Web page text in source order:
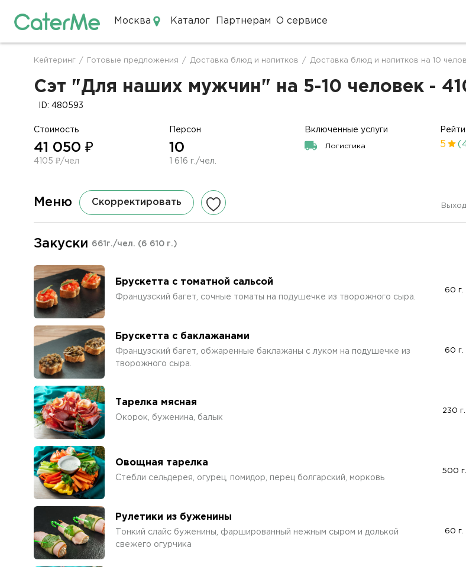
Москва Каталог Партнерам О сервисе
Строка
навигации
Кейтеринг / Готовые предложения / Доставка блюд и напитков / Доставка блюд и напитков на 10
Сэт "Для наших мужчин" на 5-10 человек -
ID: 480593
Стоимость
41 050 ₽
4105 ₽/чел
Персон
10
1 616 г./чел.
Включенные услуги
Логистика 5
Меню Скорректировать Выход
Закуски 661г./чел. (6 610 г.)
Брускетта с томатной сальсой
Французский багет, сочные томаты на подушечке из творожного сыра.
60 г.
Брускетта с баклажанами
Французский багет, обжаренные баклажаны с луком на подушечке из
творожного сыра.
60 г.
Тарелка мясная
Окорок, буженина, балык
230 г.
Овощная тарелка
Стебли сельдерея, огурец, помидор, перец болгарский, морковь
500 г.
Рулетики из буженины
Тонкий слайс буженины, фаршированный нежным сыром и долькой
свежего огурчика
60 г.